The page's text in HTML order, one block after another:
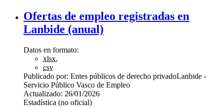
Ofertas de empleo registradas en
Lanbide (anual)
Datos en formato:
xlsx,
csv
Publicado por: Entes públicos de derecho privadoLanbide -
Servicio Público Vasco de Empleo
Actualizado: 26/01/2026
Estadística (no oficial)